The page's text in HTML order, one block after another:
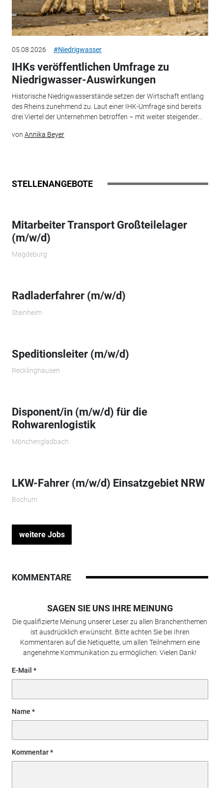
05.08.2026 #Niedrigwasser
IHKs veröffentlichen Umfrage zu
Niedrigwasser-Auswirkungen
Historische Niedrigwasserstände setzen der Wirtschaft entlang
des Rheins zunehmend zu. Laut einer IHK-Umfrage sind bereits
drei Viertel der Unternehmen betroffen – mit weiter steigender...
von Annika Beyer
STELLENANGEBOTE
Mitarbeiter Transport Großteilelager
(m/w/d)
Magdeburg
Radladerfahrer (m/w/d)
Steinheim
Speditionsleiter (m/w/d)
Recklinghausen
Disponent/in (m/w/d) für die
Rohwarenlogistik
Mönchengladbach
LKW-Fahrer (m/w/d) Einsatzgebiet NRW
Bochum
weitere Jobs
KOMMENTARE
SAGEN SIE UNS IHRE MEINUNG
Die qualifizierte Meinung unserer Leser zu allen Branchenthemen
ist ausdrücklich erwünscht. Bitte achten Sie bei Ihren
Kommentaren auf die Netiquette, um allen Teilnehmern eine
angenehme Kommunikation zu ermöglichen. Vielen Dank!
E-Mail
Name
Kommentar